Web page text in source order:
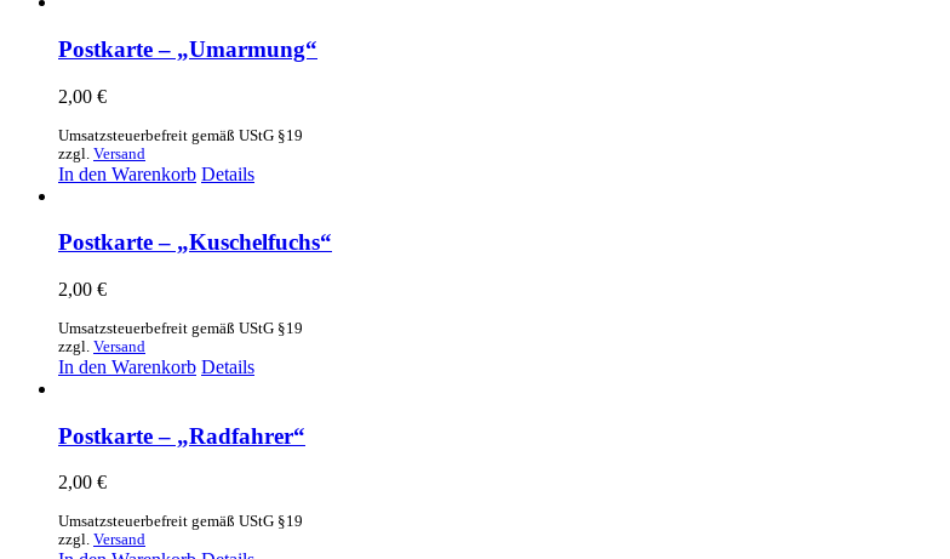
Postkarte – „Umarmung“
2,00 €
Umsatzsteuerbefreit gemäß UStG §19
zzgl. Versand
In den Warenkorb Details
Postkarte – „Kuschelfuchs“
2,00 €
Umsatzsteuerbefreit gemäß UStG §19
zzgl. Versand
In den Warenkorb Details
Postkarte – „Radfahrer“
2,00 €
Umsatzsteuerbefreit gemäß UStG §19
zzgl. Versand